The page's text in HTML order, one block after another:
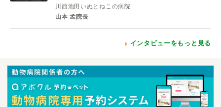
川西池田いぬとねこの病院
山本 孟院長
インタビューをもっと見る